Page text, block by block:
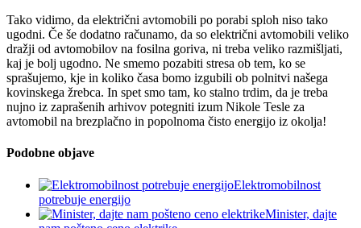
Tako vidimo, da električni avtomobili po porabi sploh niso tako
ugodni. Če še dodatno računamo, da so električni avtomobili veliko
dražji od avtomobilov na fosilna goriva, ni treba veliko razmišljati,
kaj je bolj ugodno. Ne smemo pozabiti stresa ob tem, ko se
sprašujemo, kje in koliko časa bomo izgubili ob polnitvi našega
kovinskega žrebca. In spet smo tam, ko stalno trdim, da je treba
nujno iz zaprašenih arhivov potegniti izum Nikole Tesle za
avtomobil na brezplačno in popolnoma čisto energijo iz okolja!
Podobne objave
Elektromobilnost
potrebuje energijo
Minister, dajte